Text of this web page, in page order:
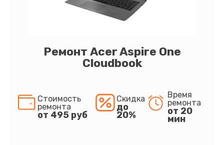
Ремонт Acer Aspire One
Cloudbook
Стоимость
ремонта
от 495 руб
Скидка
до
20%
Время
ремонта
от 20
мин